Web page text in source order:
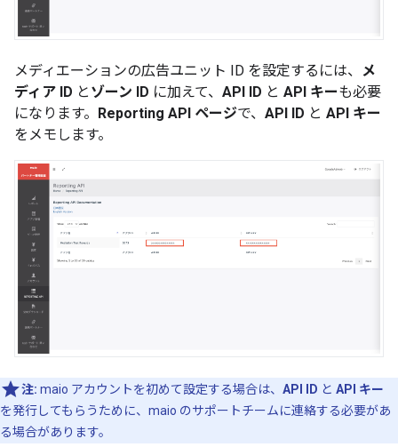
メディエーションの広告ユニット ID を設定するには、 メ
ディア ID と ゾーン ID に加えて、 API ID と API キーも必要
になります。
Reporting API ページで、 API ID と API キー
をメモします。
注: maio アカウントを初めて設定する場合は、 API ID と API キー
を発行してもらうために、maio のサポートチームに連絡する必要があ
る場合があります。